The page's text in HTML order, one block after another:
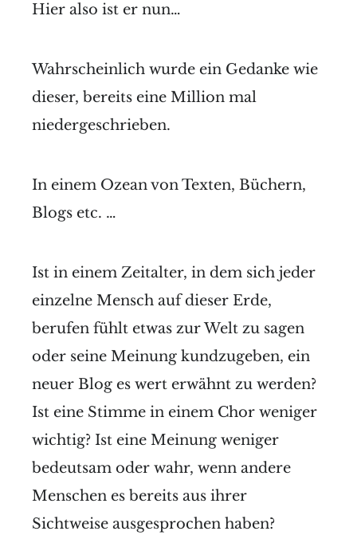
Hier also ist er nun…
Wahrscheinlich wurde ein Gedanke wie
dieser, bereits eine Million mal
niedergeschrieben.
In einem Ozean von Texten, Büchern,
Blogs etc. …
Ist in einem Zeitalter, in dem sich jeder
einzelne Mensch auf dieser Erde,
berufen fühlt etwas zur Welt zu sagen
oder seine Meinung kundzugeben, ein
neuer Blog es wert erwähnt zu werden?
Ist eine Stimme in einem Chor weniger
wichtig? Ist eine Meinung weniger
bedeutsam oder wahr, wenn andere
Menschen es bereits aus ihrer
Sichtweise ausgesprochen haben?